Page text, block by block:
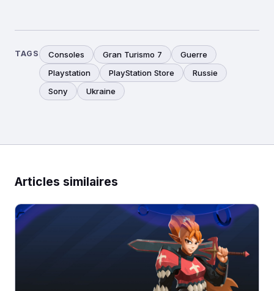
TAGS Consoles Gran Turismo 7
Guerre
Playstation
PlayStation Store
Russie
Sony
Ukraine
Articles similaires